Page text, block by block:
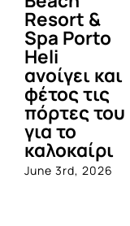
Resort &
Spa Porto
Heli
ανοίγει και
φέτος τις
πόρτες του
για το
καλοκαίρι
June 3rd, 2026